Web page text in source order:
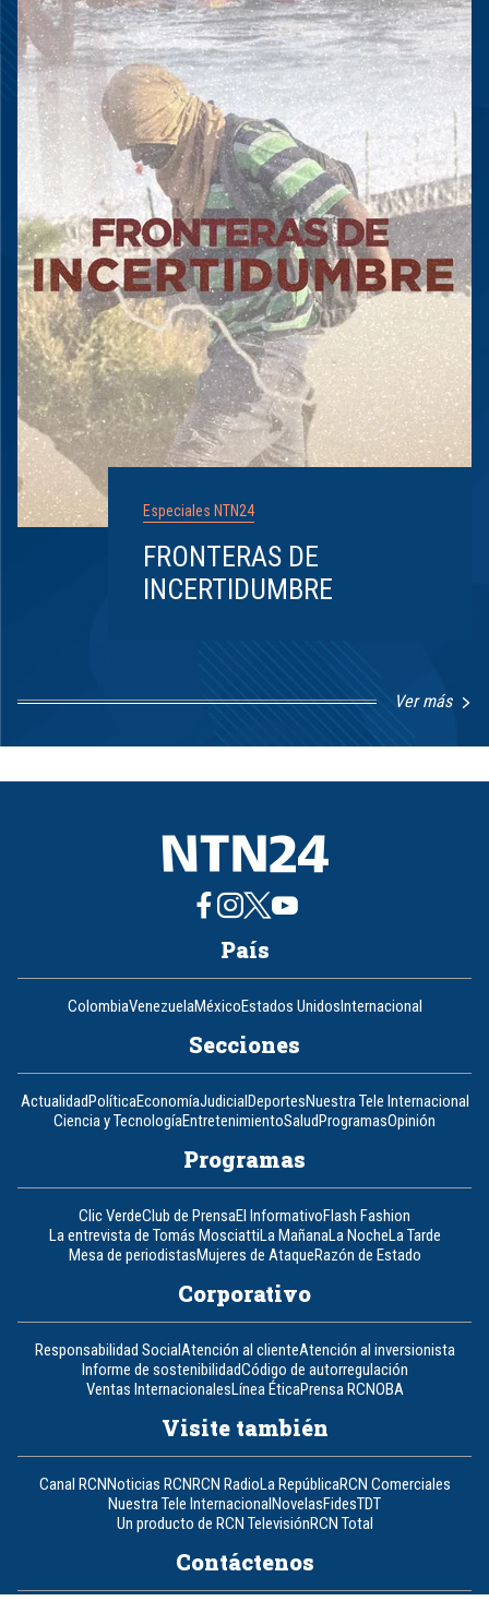
Especiales NTN24
FRONTERAS DE
INCERTIDUMBRE
Ver más
1
8
País
ColombiaVenezuelaMéxicoEstados UnidosInternacional
Secciones
ActualidadPolíticaEconomíaJudicialDeportesNuestra Tele Internacional
Ciencia y TecnologíaEntretenimientoSaludProgramasOpinión
Programas
Clic VerdeClub de PrensaEl InformativoFlash Fashion
La entrevista de Tomás MosciattiLa MañanaLa NocheLa Tarde
Mesa de periodistasMujeres de AtaqueRazón de Estado
Corporativo
Responsabilidad SocialAtención al clienteAtención al inversionista
Informe de sostenibilidadCódigo de autorregulación
Ventas InternacionalesLínea ÉticaPrensa RCNOBA
Visite también
Canal RCNNoticias RCNRCN RadioLa RepúblicaRCN Comerciales
Nuestra Tele InternacionalNovelasFidesTDT
Un producto de RCN TelevisiónRCN Total
Contáctenos